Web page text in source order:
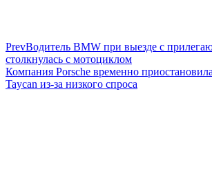
PrevВодитель BMW при выезде с
столкнулась с мотоциклом
Компания Porsche временно
Taycan из-за низкого спроса